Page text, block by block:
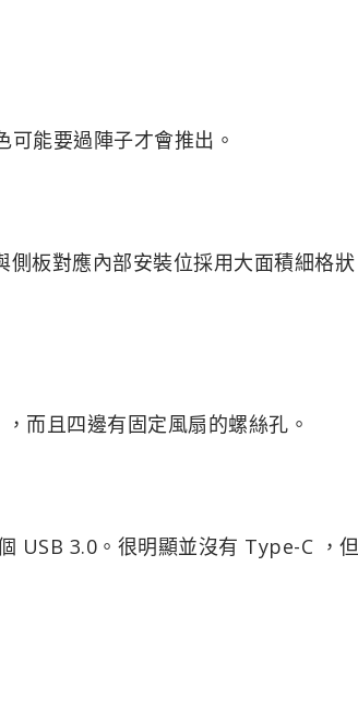
能要過陣子才會推出。
板對應內部安裝位採用大面積細格狀
而且四邊有固定風扇的螺絲孔。
USB 3.0。很明顯並沒有 Type-C ，但